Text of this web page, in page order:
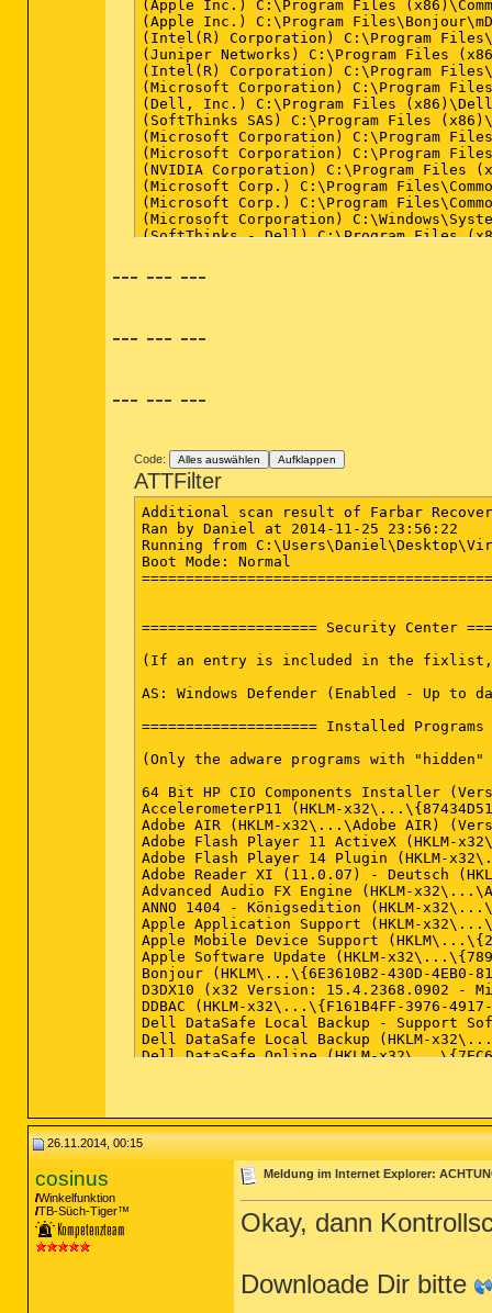
--- --- ---
--- --- ---
--- --- ---
Code: Alles auswählen Aufklappen
ATTFilter
Additional scan result of Farbar Recovery Scan Tool (x64) Version: 22-11-2014
Ran by Daniel at 2014-11-25 23:56:22
Running from C:\Users\Daniel\Desktop\Virenscan
Boot Mode: Normal
==========================================================


==================== Security Center ========================

(If an entry is included in the fixlist, it will be removed.)

AS: Windows Defender (Enabled - Up to date) {D68DDC3A-831F-4fae-9E44-DA132C1ACF46}

==================== Installed Programs ======================

(Only the adware programs with "hidden" flag could be added to the fixlist to unhide them. The adware programs should be uninstalled manually.)

64 Bit HP CIO Components Installer (Version: 8.2.4 - Hewlett-Packard) Hidden
AccelerometerP11 (HKLM-x32\...\{87434D51-51DB-4109-B68F-A829ECDCF380}) (Version: 2.00.11.22 - STMicroelectronics)
Adobe AIR (HKLM-x32\...\Adobe AIR) (Version: 2.6.0.19120 - Adobe Systems Incorporated)
Adobe Flash Player 11 ActiveX (HKLM-x32\...\Adobe Flash Player ActiveX) (Version: 11.5.502.146 - Adobe Systems Incorporated)
Adobe Flash Player 14 Plugin (HKLM-x32\...\Adobe Flash Player Plugin) (Version: 14.0.0.125 - Adobe Systems Incorporated)
Adobe Reader XI (11.0.07) - Deutsch (HKLM-x32\...\{AC76BA86-7AD7-1031-7B44-AB0000000001}) (Version: 11.0.07 - Adobe Systems Incorporated)
Advanced Audio FX Engine (HKLM-x32\...\Advanced Audio FX Engine) (Version: 1.12.05 - Creative Technology Ltd)
ANNO 1404 - Königsedition (HKLM-x32\...\{3D9CF3CA-3AB0-4A82-9853-D7C43FD1D775}) (Version: 3.10.0000 - Ubisoft)
Apple Application Support (HKLM-x32\...\{5D09C772-ECB3-442B-9CC6-B4341C78FDC2}) (Version: 2.3.4 - Apple Inc.)
Apple Mobile Device Support (HKLM\...\{2F72F540-1F60-4266-9506-952B21D6640D}) (Version: 6.1.0.13 - Apple Inc.)
Apple Software Update (HKLM-x32\...\{789A5B64-9DD9-4BA5-915A-F0FC0A1B7BFE}) (Version: 2.1.3.127 - Apple Inc.)
Bonjour (HKLM\...\{6E3610B2-430D-4EB0-81E3-2B57E8B9DE8D}) (Version: 3.0.0.10 - Apple Inc.)
D3DX10 (x32 Version: 15.4.2368.0902 - Microsoft) Hidden
DDBAC (HKLM-x32\...\{F161B4FF-3976-4917-BD27-CA28C95A13AE}) (Version: 5.3.0 - DataDesign)
Dell DataSafe Local Backup - Support Software (HKLM-x32\...\{A9668246-FB70-4103-A1E3-66C9BC2EFB49}) (Version: 9.4.60 - Dell Inc.)
Dell DataSafe Local Backup (HKLM-x32\...\{0ED7EE95-6A97-47AA-AD73-152C08A15B04}) (Version: 9.4.60 - Dell Inc.)
Dell DataSafe Online (HKLM-x32\...\{7EC66A95-AC2D-4127-940B-0445A526AB2F}) (Version: 2.1.19634 - Dell)
Dell Driver Download Manager (HKU\S-1-5-21-1475396017-3527946468-472616140-1001\...\f031ef6ac137efc5) (Version: 2.1.0.0 - Dell Inc.)
Dell Edoc Viewer (HKLM\...\{8EBA8727-ADC2-477B-9D9A-1A1836BE4E05}) (Version: 1.0.0 - Dell Inc)
Dell Getting Started Guide (HKLM-x32\...\{7DB9F1E5-9ACB-410D-A7DC-7A3D023CE045}) (Version: 1.00.0000 - Dell Inc.)
Dell MusicStage (HKLM-x32\...\{3255BC3F-32BA-41ED-93A0-B9AEB6CDD9E6}) (Version: 1.5.201.0 - Fingertapps)
Dell PhotoStage (HKLM-x32\...\{E4335E82-17B3-460F-9E70-39D9BC269DB3}) (Version: 1.5.0.65 - ArcSoft)
Dell Stage (HKLM-x32\...\{56A0DD94-47D9-4AC8-B5A1-8A8CA77C4B89}) (Version: 1.5.201.0 - Fingertapps)
Dell Stage Remote (HKLM-x32\...\{2299EEBD-0A83-4B26-AA4A-057AE9E5BAE8}) (Version: 2.0.0.50 - ArcSoft)
Dell Stage Remote (HKLM-x32\...\{AF4D3C63-009B-4A17-B02E-D395065DD3F0}) (Version: 2.0.0.50 - ArcSoft)
Dell VideoStage  (HKLM-x32\...\InstallShield_{DCE0E79A-B9AC-41AC-98C1-7EF0538BCA7F}) (Version: 1.2.0.1712 - CyberLink Corp.)
Dell VideoStage  (x32 Version: 1.2.0.1712 - CyberLink Corp.) Hidden
Dell Webcam Central (HKLM-x32\...\Dell Webcam Central) (Version: 2.01.17 - Creative Technology Ltd)
Diablo III (HKLM-x32\...\Diablo III) (Version:  - Blizzard Entertainment)
DirectX 9 Runtime (x32 Version: 1.00.0000 - Sonic Solutions) Hidden
Dropbox (HKU\S-1-5-21-1475396017-3527946468-472616140-1001\...\Dropbox) (Version: 2.4.11 - Dropbox, Inc.)
Evernote v. 5.4 (HKLM-x32\...\{59071464-DAEE-11E3-9080-00163E98E7D0}) (Version: 5.4.0.3698 - Evernote Corp.)
Google Chrome (HKLM-x32\...\Google Chrome) (Version: 39.0.2171.71 - Google Inc.)
Google Toolbar for Internet Explorer (HKLM-x32\...\{2318C2B1-4965-11d4-9B18-009027A5CD4F}) (Version: 7.5.5111.1712 - Google Inc.)
Google Toolbar for Internet Explorer (x32 Version: 1.0.0 - Google Inc.) Hidden
Google Update Helper (x32 Version: 1.3.25.11 - Google Inc.) Hidden
Intel PROSet Wireless (x32 Version:  - ) Hidden
Intel(R) Control Center (HKLM-x32\...\{F8A9085D-4C7A-41a9-8A77-C8998A96C421}) (Version: 1.2.1.1007 - Intel Corporation)
Intel(R) Management Engine Components (HKLM-x32\...\{65153EA5-8B6E-43B6-857B-C6E4FC25798A}) (Version: 7.0.0.1144 - Intel Corporation)
Intel(R) Processor Graphics (HKLM-x32\...\{F0E3AD40-2BBD-4360-9C76-B9AC9A5886EA}) (Version: 8.15.10.2342 - Intel Corporation)
Intel(R) PROSet/Wireless WiFi-Software (HKLM\...\{25FBDA9A-E868-4B3B-B9FF-D923818511A1}) (Version: 14.2.0000 - Intel Corporation)
iTunes (HKLM\...\{0225AD21-F3E2-4916-BFF3-65D3F9052582}) (Version: 11.0.2.26 - Apple Inc.)
Java 7 Update 45 (HKLM-
26.11.2014, 00:15
cosinus
Winkelfunktion
TB-Süch-Tiger™
Meldung im Internet Explorer:
Okay, dann
Downloade Dir bitte